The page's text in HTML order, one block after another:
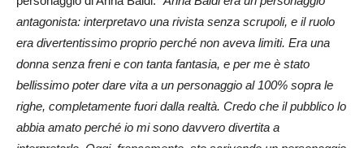
antagonista: interpretavo una rivista senza scrupoli, e il ruolo
era divertentissimo proprio perché non aveva limiti. Era una
donna senza freni e con tanta fantasia, e per me è stato
bellissimo poter dare vita a un personaggio al 100% sopra le
righe, completamente fuori dalla realtà. Credo che il pubblico lo
abbia amato perché io mi sono davvero divertita a